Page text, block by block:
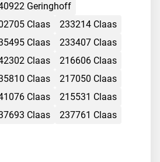
Geringhoff
Claas
233214 Claas
Claas
233407 Claas
Claas
216606 Claas
Claas
217050 Claas
Claas
215531 Claas
Claas
237761 Claas